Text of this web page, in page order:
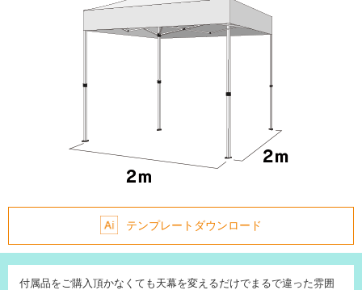
テンプレートダウンロード
付属品をご購入頂かなくても天幕を変えるだけでまるで違った雰囲